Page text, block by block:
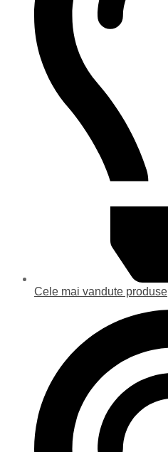
Cele mai vandute produse